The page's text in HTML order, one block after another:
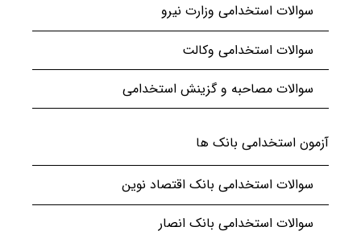
سوالات استخدامی وزارت نیرو
سوالات استخدامی وکالت
سوالات مصاحبه و گزینش استخدامی
آزمون استخدامی بانک ها
سوالات استخدامی بانک اقتصاد نوین
سوالات استخدامی بانک انصار